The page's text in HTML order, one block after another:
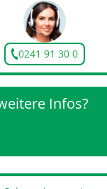
0241 91 30 0
Infos?